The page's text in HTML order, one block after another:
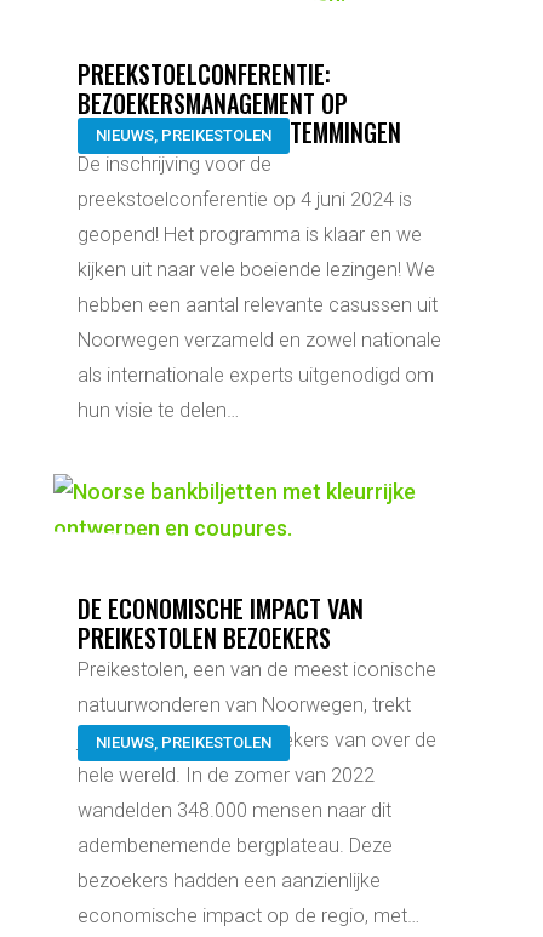
PREEKSTOELCONFERENTIE:
BEZOEKERSMANAGEMENT OP
NATUURGERICHTE BESTEMMINGEN
NIEUWS, PREIKESTOLEN
De inschrijving voor de
preekstoelconferentie op 4 juni 2024 is
geopend! Het programma is klaar en we
kijken uit naar vele boeiende lezingen! We
hebben een aantal relevante casussen uit
Noorwegen verzameld en zowel nationale
als internationale experts uitgenodigd om
hun visie te delen…
DE ECONOMISCHE IMPACT VAN
PREIKESTOLEN BEZOEKERS
NIEUWS, PREIKESTOLEN
Preikestolen, een van de meest iconische
natuurwonderen van Noorwegen, trekt
jaarlijks duizenden bezoekers van over de
hele wereld. In de zomer van 2022
wandelden 348.000 mensen naar dit
adembenemende bergplateau. Deze
bezoekers hadden een aanzienlijke
economische impact op de regio, met…